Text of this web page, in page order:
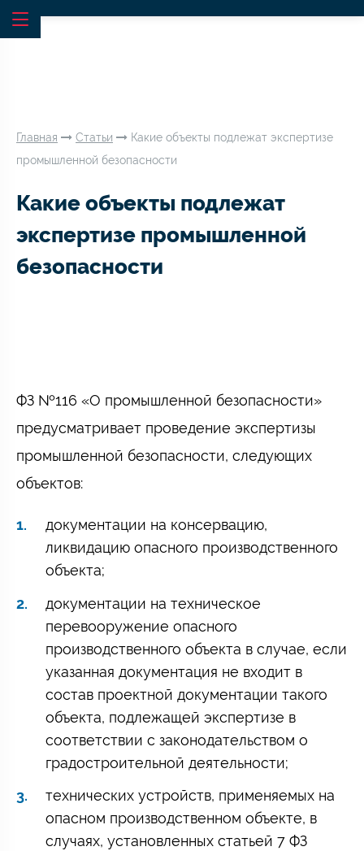
Главная Статьи
Какие объекты подлежат экспертизе
промышленной безопасности
Какие объекты подлежат
экспертизе промышленной
безопасности
ФЗ №116 «О промышленной безопасности»
предусматривает проведение экспертизы
промышленной безопасности, следующих
объектов:
документации на консервацию,
ликвидацию опасного производственного
объекта;
документации на техническое
перевооружение опасного
производственного объекта в случае, если
указанная документация не входит в
состав проектной документации такого
объекта, подлежащей экспертизе в
соответствии с законодательством о
градостроительной деятельности;
технических устройств, применяемых на
опасном производственном объекте, в
случаях, установленных статьей 7 ФЗ